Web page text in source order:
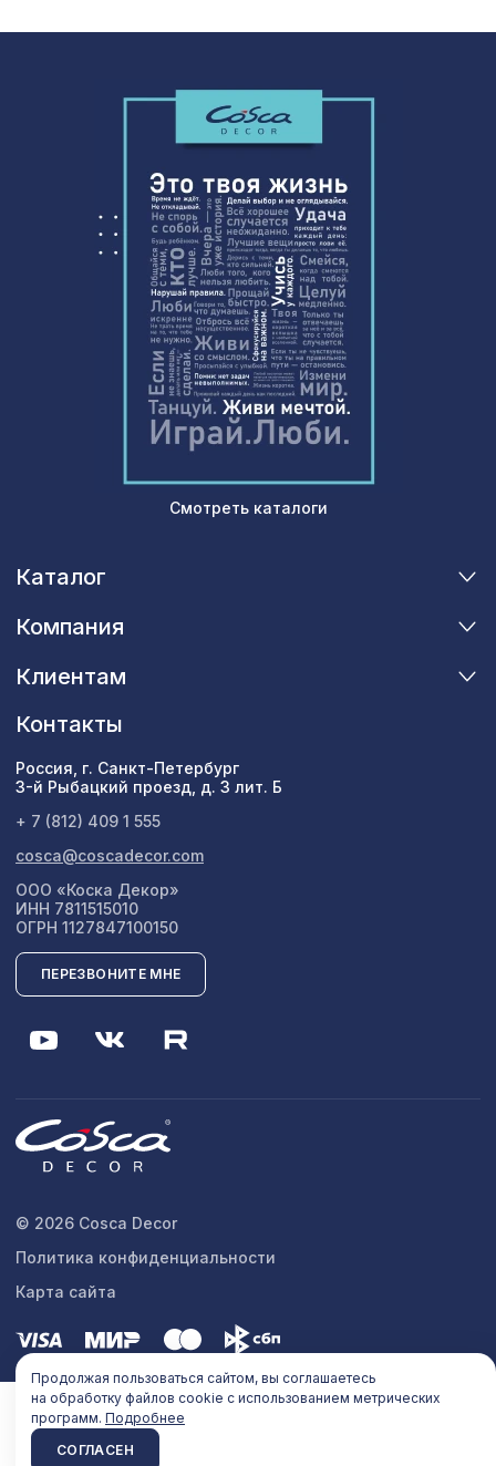
Смотреть каталоги
Каталог
Компания
Клиентам
Контакты
Россия, г. Санкт-Петербург
3-й Рыбацкий проезд, д. 3 лит. Б
+ 7 (812) 409 1 555
cosca@coscadecor.com
ООО «Коска Декор»
ИНН 7811515010
ОГРН 1127847100150
ПЕРЕЗВОНИТЕ МНЕ
© 2026 Cosca Decor
Политика конфиденциальности
Карта сайта
Продолжая пользоваться сайтом, вы соглашаетесь
на обработку файлов cookie с использованием метрических
программ. Подробнее
СОГЛАСЕН